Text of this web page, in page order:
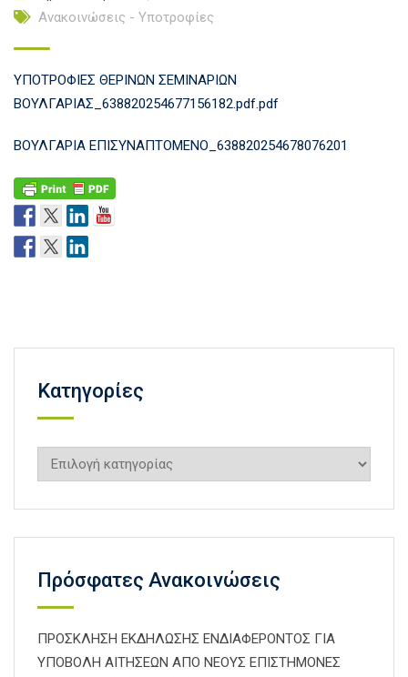
Ανακοινώσεις - Υποτροφίες
ΥΠΟΤΡΟΦΙΕΣ ΘΕΡΙΝΩΝ ΣΕΜΙΝΑΡΙΩΝ
ΒΟΥΛΓΑΡΙΑΣ_638820254677156182.pdf.pdf
ΒΟΥΛΓΑΡΙΑ ΕΠΙΣΥΝΑΠΤΟΜΕΝΟ_638820254678076201
Kατηγορίες
Kατηγορίες
Πρόσφατες Ανακοινώσεις
ΠΡΟΣΚΛΗΣΗ ΕΚΔΗΛΩΣΗΣ ΕΝΔΙΑΦΕΡΟΝΤΟΣ ΓΙΑ
ΥΠΟΒΟΛΗ ΑΙΤΗΣΕΩΝ ΑΠΟ ΝΕΟΥΣ ΕΠΙΣΤΗΜΟΝΕΣ